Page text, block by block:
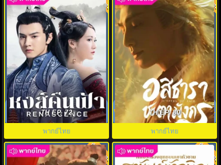
หงส์คืนฟ้า (2020) Renascence
พากย์ไทย EP.1-36 (จบ)
8.0
TH EP. 72
พากย์ไทย
อสิธารา ชะตามังกร (2025)
Whispers of Fate พากย์ไทย EP.1-
40
8.0
TH EP. 80
พากย์ไทย
8.0 พากย์ไทย 8.0 พากย์ไทย